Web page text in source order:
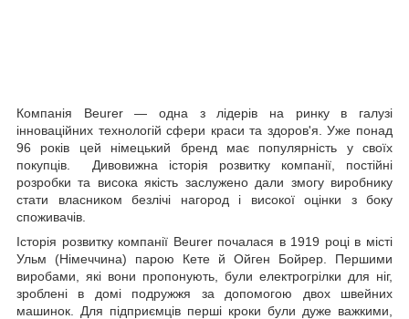
Компанія Beurer — одна з лідерів на ринку в галузі
інноваційних технологій сфери краси та здоров'я. Уже понад
96 років цей німецький бренд має популярність у своїх
покупців. Дивовижна історія розвитку компанії, постійні
розробки та висока якість заслужено дали змогу виробнику
стати власником безлічі нагород і високої оцінки з боку
споживачів.
Історія розвитку компанії Beurer почалася в 1919 році в місті
Ульм (Німеччина) парою Кете й Ойген Бойрер. Першими
виробами, які вони пропонують, були електрогрілки для ніг,
зроблені в домі подружжя за допомогою двох швейних
машинок. Для підприємців перші кроки були дуже важкими,